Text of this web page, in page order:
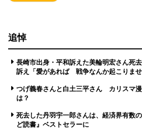
追悼
長崎市出身・平和訴えた美輪明宏さん死
訴え「愛があれば 戦争なんか起こりませ
つげ義春さんと白土三平さん カリスマ
は？
死去した丹羽宇一郎さんは、経済界有数
ど読書』ベストセラーに